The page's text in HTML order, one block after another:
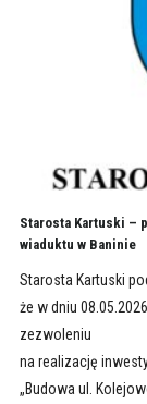
Starosta Kartuski –
wiaduktu w Baninie
Starosta Kartuski
że w dniu
zezwoleniu
na realizację
„Budowa ul.